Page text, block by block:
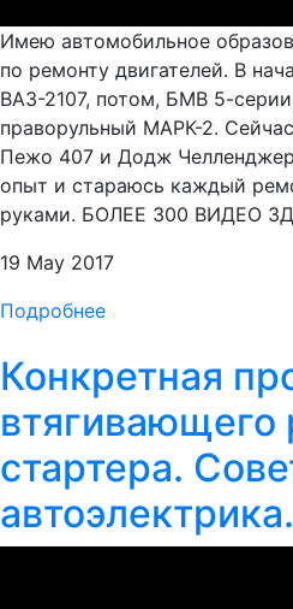
Имею автомобильное
по ремонту двигателей. В
ВАЗ-2107, потом, БМВ 5-
праворульный МАРК-2.
Пежо 407 и Додж
опыт и стараюсь каждый
руками. БОЛЕЕ 300 ВИДЕО
19 May 2017
Подробнее
Конкретная
втягивающего
стартера.
автоэлектрика.